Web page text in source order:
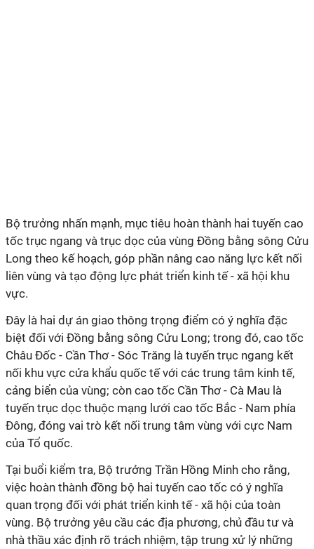
Bộ trưởng nhấn mạnh, mục tiêu hoàn thành hai tuyến cao
tốc trục ngang và trục dọc của vùng Đồng bằng sông Cửu
Long theo kế hoạch, góp phần nâng cao năng lực kết nối
liên vùng và tạo động lực phát triển kinh tế - xã hội khu
vực.
Đây là hai dự án giao thông trọng điểm có ý nghĩa đặc
biệt đối với Đồng bằng sông Cửu Long; trong đó, cao tốc
Châu Đốc - Cần Thơ - Sóc Trăng là tuyến trục ngang kết
nối khu vực cửa khẩu quốc tế với các trung tâm kinh tế,
cảng biển của vùng; còn cao tốc Cần Thơ - Cà Mau là
tuyến trục dọc thuộc mạng lưới cao tốc Bắc - Nam phía
Đông, đóng vai trò kết nối trung tâm vùng với cực Nam
của Tổ quốc.
Tại buổi kiểm tra, Bộ trưởng Trần Hồng Minh cho rằng,
việc hoàn thành đồng bộ hai tuyến cao tốc có ý nghĩa
quan trọng đối với phát triển kinh tế - xã hội của toàn
vùng. Bộ trưởng yêu cầu các địa phương, chủ đầu tư và
nhà thầu xác định rõ trách nhiệm, tập trung xử lý những